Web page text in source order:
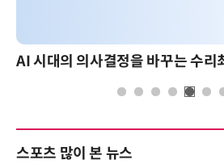
스포츠 많이 본 뉴스